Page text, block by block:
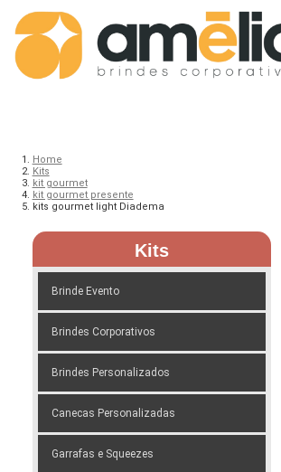
Home
Kits
kit gourmet
kit gourmet presente
kits gourmet light Diadema
Kits
Brinde Evento
Brindes Corporativos
Brindes Personalizados
Canecas Personalizadas
Garrafas e Squeezes